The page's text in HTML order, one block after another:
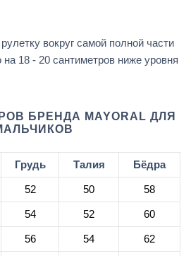
вокруг самой полной части
18 - 20 сантиметров ниже уровня
БРЕНДА MAYORAL ДЛЯ
Грудь Талия Бёдра
52 50 58
54 52 60
56 54 62